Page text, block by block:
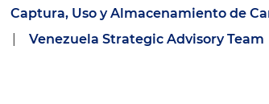
Captura, Uso y Almacenamiento de
Venezuela Strategic Advisory Team